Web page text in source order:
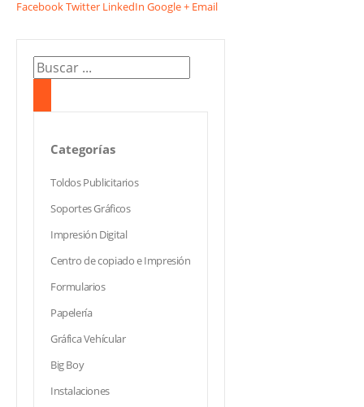
FacebookTwitter LinkedIn Google + Email
Categorías
Toldos Publicitarios
Soportes Gráficos
Impresión Digital
Centro de copiado e Impresión
Formularios
Papelería
Gráfica Vehícular
Big Boy
Instalaciones